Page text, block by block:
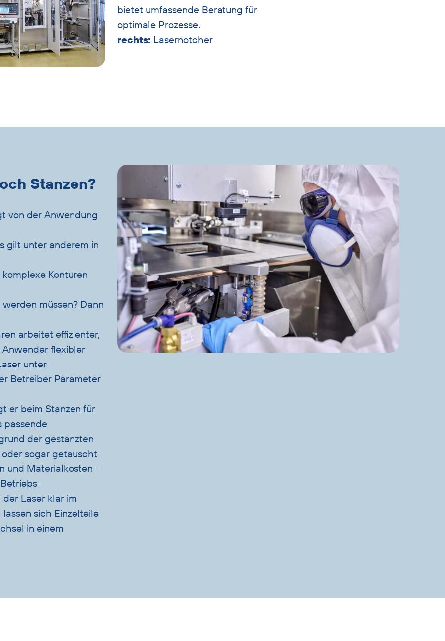
bietet umfassende Beratung für
optimale Prozesse.
rechts: Lasernotcher
Stanzen?
von der Anwendung
gilt unter anderem in
Konturen
müssen? Dann
arbeitet effizienter,
flexibler
unter-
Betreiber Parameter
er beim Stanzen für
passende
der gestanzten
sogar getauscht
und Materialkosten –
Laser klar im
sich Einzelteile
in einem